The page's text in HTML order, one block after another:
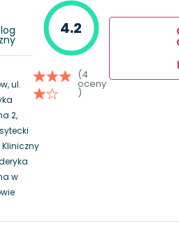
ul.
2,
w
4.2
(4
oceny
)